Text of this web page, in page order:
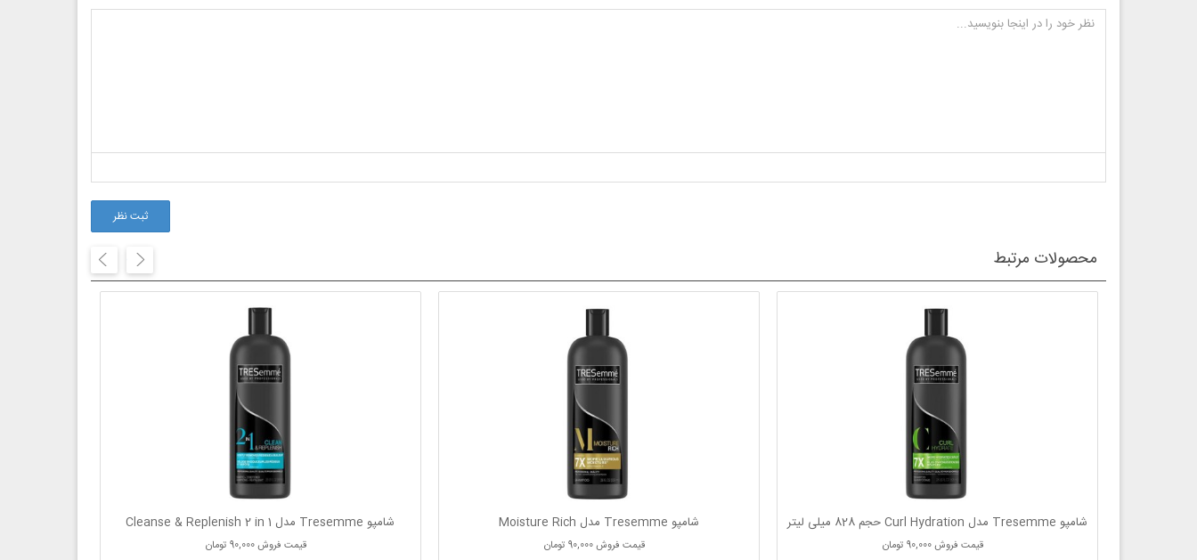
ثبت نظر
محصولات مرتبط
شامپو Tresemme مدل Cleanse & Replenish 2 in 1
قیمت فروش90,000 تومان
شامپو Tresemme مدل Moisture Rich
قیمت فروش90,000 تومان
شامپو Tresemme مدل Curl Hydration حجم 828 میلی لیتر
قیمت فروش90,000 تومان